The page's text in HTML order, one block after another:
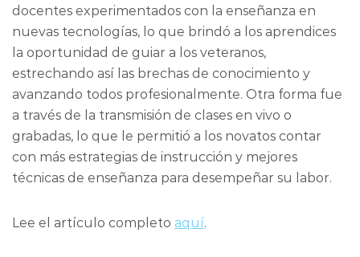
docentes experimentados con la enseñanza en
nuevas tecnologías, lo que brindó a los aprendices
la oportunidad de guiar a los veteranos,
estrechando así las brechas de conocimiento y
avanzando todos profesionalmente. Otra forma fue
a través de la transmisión de clases en vivo o
grabadas, lo que le permitió a los novatos contar
con más estrategias de instrucción y mejores
técnicas de enseñanza para desempeñar su labor.
Lee el artículo completo aquí.